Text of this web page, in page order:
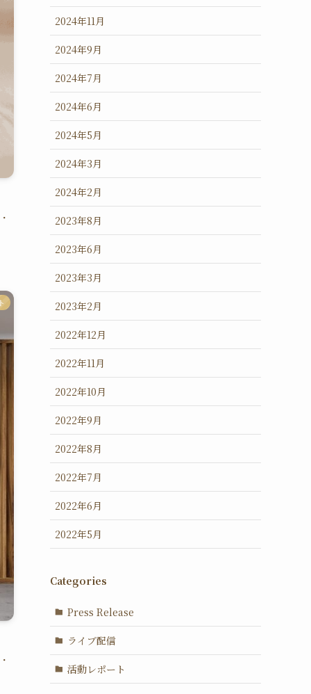
2024年11月
2024年9月
2024年7月
2024年6月
2024年5月
2024年3月
2024年2月
2023年8月
2023年6月
2023年3月
2023年2月
2022年12月
2022年11月
2022年10月
2022年9月
2022年8月
2022年7月
2022年6月
2022年5月
Categories
Press Release
ライブ配信
活動レポート